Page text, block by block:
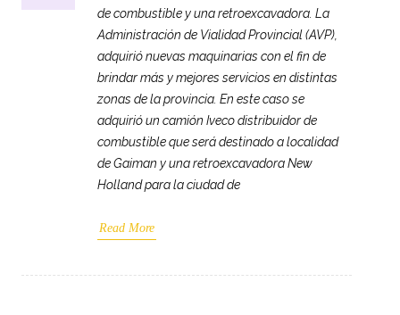
de combustible y una retroexcavadora. La
Administración de Vialidad Provincial (AVP),
adquirió nuevas maquinarias con el fin de
brindar más y mejores servicios en distintas
zonas de la provincia. En este caso se
adquirió un camión Iveco distribuidor de
combustible que será destinado a localidad
de Gaiman y una retroexcavadora New
Holland para la ciudad de
Read More